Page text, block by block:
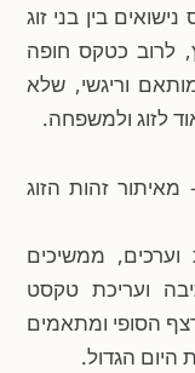
בין בני זוג
לרוב כטקס חופה
וריגשי, שלא
לזוג ולמשפחה.
זהות הזוג
וערכים, ממשיכים
ועריכת טקסט
הסופי ומתאמים
הגדול.